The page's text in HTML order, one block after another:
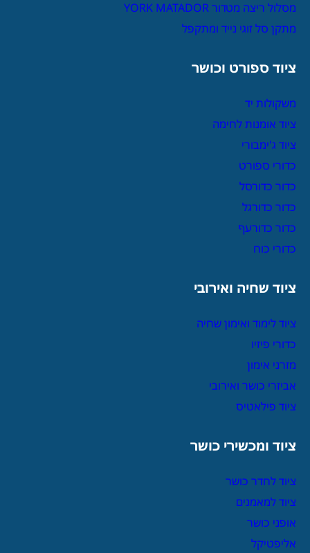
מסלול ריצה מטדור YORK MATADOR
מתקן סל זוגי נייד ומתקפל
ציוד ספורט וכושר
משקולות יד
ציוד אומנות לחימה
ציוד ג'ימבורי
כדורי ספורט
כדור כדורסל
כדור כדורגל
כדור כדורעף
כדורי כוח
ציוד שחיה ואירובי
ציוד לימוד ואימון שחיה
כדורי פיזיו
מזרני אימון
אביזרי כושר ואירובי
ציוד פילאטיס
ציוד ומכשירי כושר
ציוד לחדר כושר
ציוד למאמנים
אופני כושר
אליפטיקל